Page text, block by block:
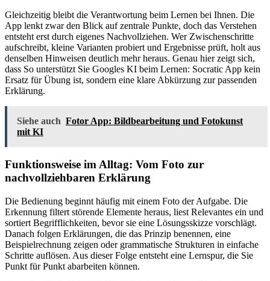
Gleichzeitig bleibt die Verantwortung beim Lernen bei Ihnen. Die
App lenkt zwar den Blick auf zentrale Punkte, doch das Verstehen
entsteht erst durch eigenes Nachvollziehen. Wer Zwischenschritte
aufschreibt, kleine Varianten probiert und Ergebnisse prüft, holt aus
denselben Hinweisen deutlich mehr heraus. Genau hier zeigt sich,
dass So unterstützt Sie Googles KI beim Lernen: Socratic App kein
Ersatz für Übung ist, sondern eine klare Abkürzung zur passenden
Erklärung.
Siehe auch Fotor App: Bildbearbeitung und Fotokunst
mit KI
Funktionsweise im Alltag: Vom Foto zur
nachvollziehbaren Erklärung
Die Bedienung beginnt häufig mit einem Foto der Aufgabe. Die
Erkennung filtert störende Elemente heraus, liest Relevantes ein und
sortiert Begrifflichkeiten, bevor sie eine Lösungsskizze vorschlägt.
Danach folgen Erklärungen, die das Prinzip benennen, eine
Beispielrechnung zeigen oder grammatische Strukturen in einfache
Schritte auflösen. Aus dieser Folge entsteht eine Lernspur, die Sie
Punkt für Punkt abarbeiten können.